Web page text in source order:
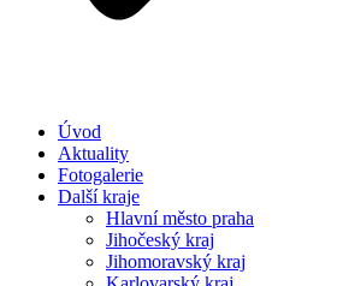
Úvod
Aktuality
Fotogalerie
Další kraje
Hlavní město praha
Jihočeský kraj
Jihomoravský kraj